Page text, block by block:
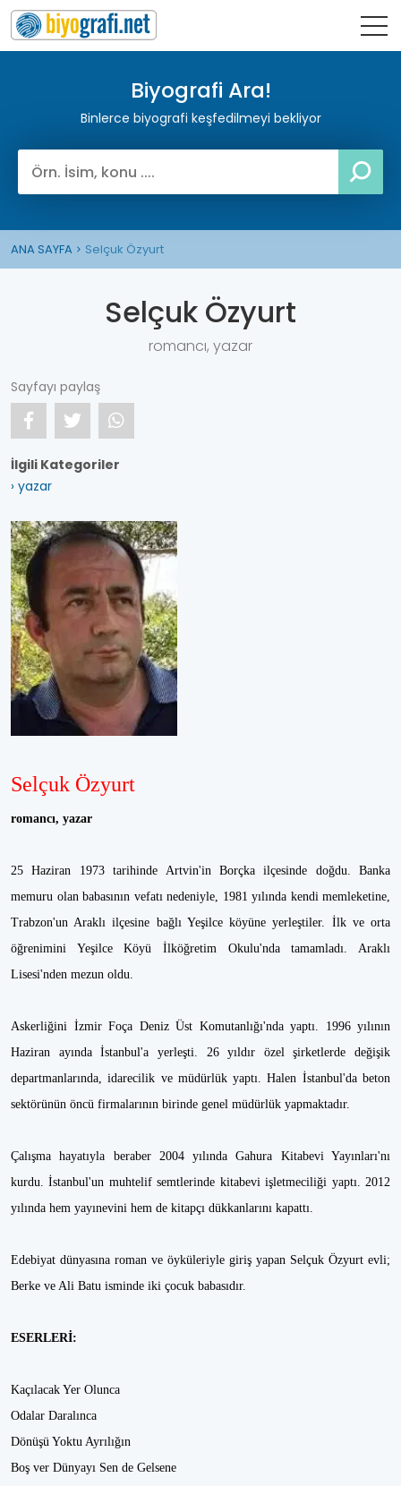
Biyografi Ara!
Binlerce biyografi keşfedilmeyi bekliyor
ANA SAYFA Selçuk Özyurt
Selçuk Özyurt
romancı, yazar
Sayfayı paylaş
İlgili Kategoriler
› yazar
Selçuk Özyurt
romancı, yazar
25 Haziran 1973 tarihinde Artvin'in Borçka ilçesinde doğdu. Banka
memuru olan babasının vefatı nedeniyle, 1981 yılında kendi memleketine,
Trabzon'un Araklı ilçesine bağlı Yeşilce köyüne yerleştiler. İlk ve orta
öğrenimini Yeşilce Köyü İlköğretim Okulu'nda tamamladı. Araklı
Lisesi'nden mezun oldu.
Askerliğini İzmir Foça Deniz Üst Komutanlığı'nda yaptı. 1996 yılının
Haziran ayında İstanbul'a yerleşti. 26 yıldır özel şirketlerde değişik
departmanlarında, idarecilik ve müdürlük yaptı. Halen İstanbul'da beton
sektörünün öncü firmalarının birinde genel müdürlük yapmaktadır.
Çalışma hayatıyla beraber 2004 yılında Gahura Kitabevi Yayınları'nı
kurdu. İstanbul'un muhtelif semtlerinde kitabevi işletmeciliği yaptı. 2012
yılında hem yayınevini hem de kitapçı dükkanlarını kapattı.
Edebiyat dünyasına roman ve öyküleriyle giriş yapan Selçuk Özyurt evli;
Berke ve Ali Batu isminde iki çocuk babasıdır.
ESERLERİ:
Kaçılacak Yer Olunca
Odalar Daralınca
Dönüşü Yoktu Ayrılığın
Boş ver Dünyayı Sen de Gelsene